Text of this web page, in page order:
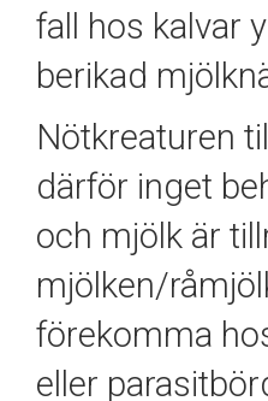
fall hos kalvar
berikad
Nötkreaturen
därför inget
och mjölk är
mjölken/
förekomma
eller